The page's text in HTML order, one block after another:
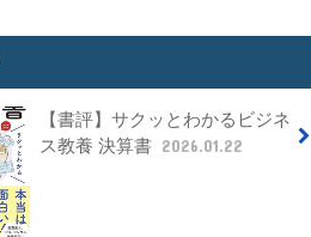
【書評】サクッとわかるビジネ
ス教養 決算書 2026.01.22